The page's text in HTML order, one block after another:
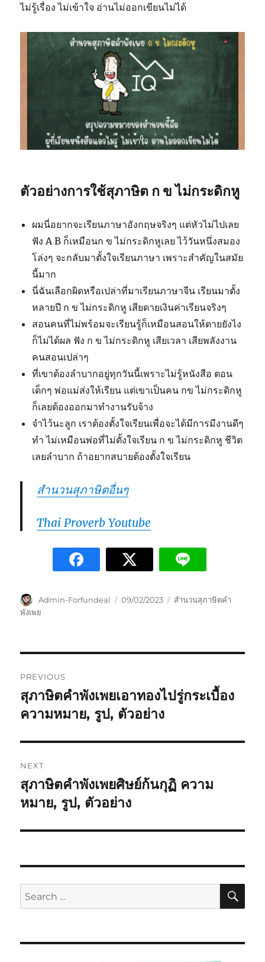
ไม่รู้เรื่อง ไม่เข้าใจ อ่านไม่ออกเขียนไม่ได้
ตัวอย่างการใช้สุภาษิต ก ข ไม่กระดิกหู
ผมนี่อยากจะเรียนภาษาอังกฤษจริงๆ แต่หัวไม่ไปเลย
ฟัง A B ก็เหมือนก ข ไม่กระดิกหูเลย ไว้วันหนึ่งสมอง
โล่งๆ จะกลับมาตั้งใจเรียนภาษา เพราะสำคัญในสมัย
นี้มาก
นี่ฉันเลือกผิดหรือเปล่าที่มาเรียนภาษาจีน เรียนมาตั้ง
หลายปี ก ข ไม่กระดิกหู เสียดายเงินค่าเรียนจริงๆ
สอนคนที่ไม่พร้อมจะเรียนรู้ก็เหมือนสอนให้ตายยังไง
ก็ไม่ได้ผล ฟัง ก ข ไม่กระดิกหู เสียเวลา เสียพลังงาน
คนสอนเปล่าๆ
ที่เขาต้องลำบากอยู่ทุกวันนี้เพราะไม่รู้หนังสือ ตอน
เด็กๆ พ่อแม่ส่งให้เรียน แต่เขาเป็นคน กข ไม่กระดิกหู
ก็เลยต้องออกมาทำงานรับจ้าง
จำไว้นะลูก เราต้องตั้งใจเรียนเพื่อจะได้มีการมีงานดีๆ
ทำ ไม่เหมือนพ่อที่ไม่ตั้งใจเรียน ก ข ไม่กระดิกหู ชีวิต
เลยลำบาก ถ้าอยากสบายต้องตั้งใจเรียน
สำนวนสุภาษิตอื่นๆ
Thai Proverb Youtube
Admin-Forfundeal 09/02/2023
สำนวนสุภาษิตคำ
พังเพย
PREVIOUS
สุภาษิตคำพังเพยเอาทองไปรู่กระเบื้อง
ความหมาย, รูป, ตัวอย่าง
NEXT
สุภาษิตคำพังเพยศิษย์ก้นกุฏิ ความ
หมาย, รูป, ตัวอย่าง